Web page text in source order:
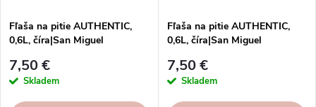
Fľaša na pitie AUTHENTIC,
0,6L, číra|San Miguel
7,50 €
Skladem
Fľaša na pitie AUTHENTIC,
0,6L, číra|San Miguel
7,50 €
Skladem